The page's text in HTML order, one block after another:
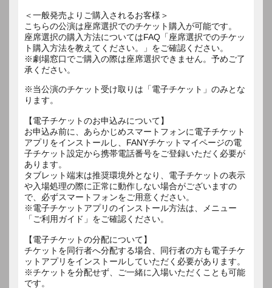
＜一般発売よりご購入されるお客様＞
こちらの公演は座席選択でのチケット購入が可能です。
座席選択の購入方法についてはFAQ「座席選択でのチケッ
ト購入方法を教えてください。」をご確認ください。
※劇場窓口でご購入の際は座席選択できません。予めご了
承ください。
※当公演のチケット受け取りは「電子チケット」のみとな
ります。
【電子チケットのお申込みについて】
お申込み前に、あらかじめスマートフォンに電子チケット
アプリをインストールし、FANYチケットマイページの電
子チケット設定から携帯電話番号をご登録いただく必要が
あります。
タブレット端末は推奨環境外となり、電子チケットの表示
や入場処理の際に正常に動作しない場合がございますの
で、必ずスマートフォンをご用意ください。
※電子チケットアプリのインストール方法は、メニュー
「ご利用ガイド」をご確認ください。
【電子チケットの分配について】
チケットを同行者へ分配する場合、同行者の方も電子チケ
ットアプリをインストールしていただく必要があります。
※チケットを分配せず、ご一緒に入場いただくことも可能
です。